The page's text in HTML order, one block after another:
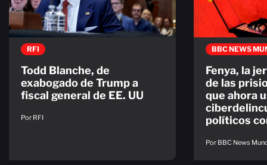
RFI
Todd Blanche, de
exabogado de Trump a
fiscal general de EE. UU
Por RFI
BBC NEWS
Fenya, la
de las
que ahora
políticos
Por BBC News